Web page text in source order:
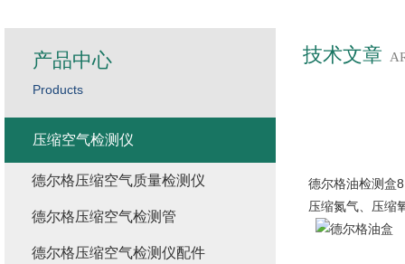
技术文章
德尔格油检测盒
压缩氮气、压缩
产品中心
Products
压缩空气检测仪
德尔格压缩空气质量检测仪
德尔格压缩空气检测管
德尔格压缩空气检测仪配件